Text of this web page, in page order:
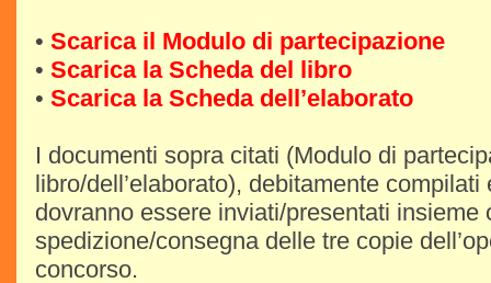
• Scarica il Modulo di partecipazione
• Scarica la Scheda del libro
• Scarica la Scheda dell’elaborato
I documenti sopra citati (Modulo di
libro/dell’elaborato), debitamente compilati
dovranno essere inviati/presentati insieme
spedizione/consegna delle tre copie
concorso.